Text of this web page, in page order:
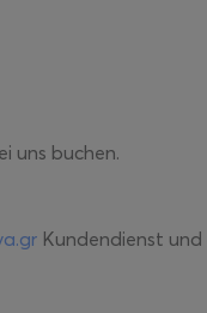
uns buchen.
Kundendienst und